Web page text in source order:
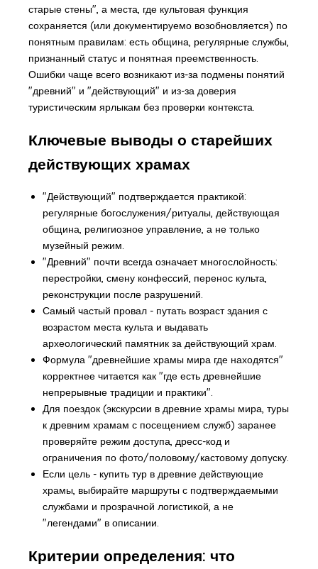
старые стены", а места, где культовая функция
сохраняется (или документируемо возобновляется) по
понятным правилам: есть община, регулярные службы,
признанный статус и понятная преемственность.
Ошибки чаще всего возникают из-за подмены понятий
"древний" и "действующий" и из-за доверия
туристическим ярлыкам без проверки контекста.
Ключевые выводы о старейших
действующих храмах
"Действующий" подтверждается практикой:
регулярные богослужения/ритуалы, действующая
община, религиозное управление, а не только
музейный режим.
"Древний" почти всегда означает многослойность:
перестройки, смену конфессий, перенос культа,
реконструкции после разрушений.
Самый частый провал - путать возраст здания с
возрастом места культа и выдавать
археологический памятник за действующий храм.
Формула "древнейшие храмы мира где находятся"
корректнее читается как "где есть древнейшие
непрерывные традиции и практики".
Для поездок (экскурсии в древние храмы мира, туры
к древним храмам с посещением служб) заранее
проверяйте режим доступа, дресс-код и
ограничения по фото/половому/кастовому допуску.
Если цель - купить тур в древние действующие
храмы, выбирайте маршруты с подтверждаемыми
службами и прозрачной логистикой, а не
"легендами" в описании.
Критерии определения: что